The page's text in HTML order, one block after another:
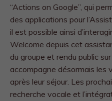
“Actions on Google”, qui
des applications pour
il est possible ainsi
Welcome depuis cet
du groupe et rendu public
accompagne désormais
après leur séjour. Les
recherche vocale et